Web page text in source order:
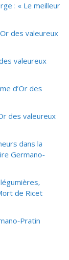
: « Le meilleur
des valeureux
valeureux
d’Or des
des valeureux
dans la
Germano-
de Ricet
Pratin